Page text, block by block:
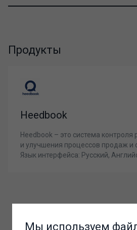
Продукты
Heedbook
Heedbook – это система контроля
и улучшения процессов продаж и
Язык интерфейса: Русский,
Мы используем